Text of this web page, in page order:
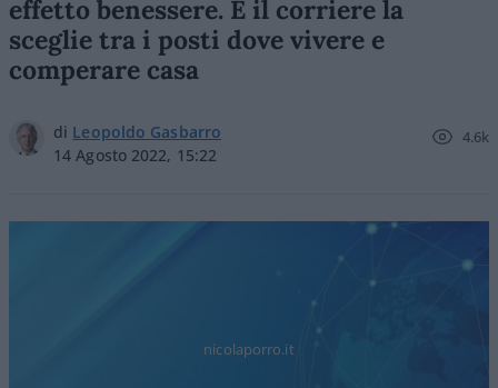
effetto benessere. E il corriere la
sceglie tra i posti dove vivere e
comperare casa
di Leopoldo Gasbarro
14 Agosto 2022, 15:22
4.6k
nicolaporro.it